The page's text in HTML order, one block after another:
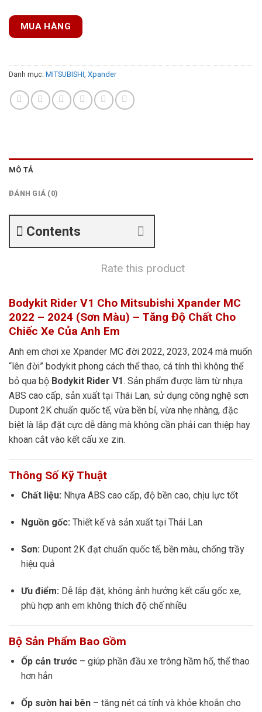
MUA HÀNG
Danh mục: MITSUBISHI Xpander
MÔ TẢ
ĐÁNH GIÁ (0)
Contents
Rate this product
Bodykit Rider V1 Cho Mitsubishi Xpander MC
2022 – 2024 (Sơn Màu) – Tăng Độ Chất Cho
Chiếc Xe Của Anh Em
Anh em chơi xe Xpander MC đời 2022, 2023, 2024 mà muốn
“lên đời” bodykit phong cách thể thao, cá tính thì không thể
bỏ qua bộ Bodykit Rider V1. Sản phẩm được làm từ nhựa
ABS cao cấp, sản xuất tại Thái Lan, sử dụng công nghệ sơn
Dupont 2K chuẩn quốc tế, vừa bền bỉ, vừa nhẹ nhàng, đặc
biệt là lắp đặt cực dễ dàng mà không cần phải can thiệp hay
khoan cắt vào kết cấu xe zin.
Thông Số Kỹ Thuật
Chất liệu: Nhựa ABS cao cấp, độ bền cao, chịu lực tốt
Nguồn gốc: Thiết kế và sản xuất tại Thái Lan
Sơn: Dupont 2K đạt chuẩn quốc tế, bền màu, chống trầy
hiệu quả
Ưu điểm: Dễ lắp đặt, không ảnh hưởng kết cấu gốc xe,
phù hợp anh em không thích độ chế nhiều
Bộ Sản Phẩm Bao Gồm
Ốp cản trước– giúp phần đầu xe trông hầm hố, thể thao
hơn hẳn
Ốp sườn hai bên– tăng nét cá tính và khỏe khoắn cho